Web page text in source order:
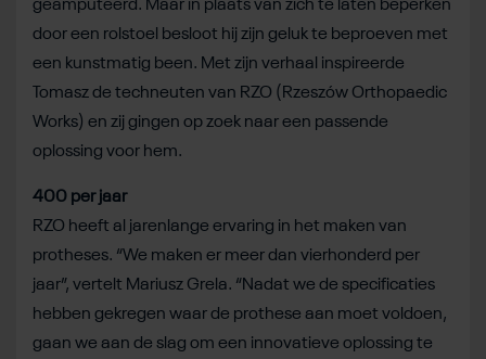
geamputeerd. Maar in plaats van zich te laten beperken
door een rolstoel besloot hij zijn geluk te beproeven met
een kunstmatig been. Met zijn verhaal inspireerde
Tomasz de techneuten van RZO (Rzeszów Orthopaedic
Works) en zij gingen op zoek naar een passende
oplossing voor hem.
400 per jaar
RZO heeft al jarenlange ervaring in het maken van
protheses. “We maken er meer dan vierhonderd per
jaar”, vertelt Mariusz Grela. “Nadat we de specificaties
hebben gekregen waar de prothese aan moet voldoen,
gaan we aan de slag om een innovatieve oplossing te